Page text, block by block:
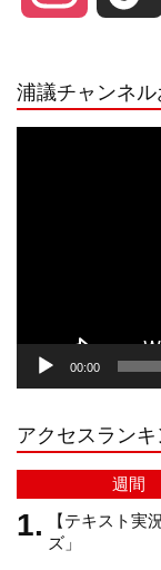
r
a
m
浦議チャンネ
00:00
アクセスラン
週間
【テキスト実
ズ」